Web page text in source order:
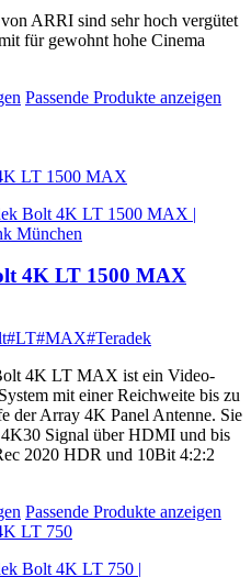
ARRI sind sehr hoch vergütet
für gewohnt hohe Cinema
Passende Produkte anzeigen
LT 1500 MAX
4K LT 1500 MAX
#LT#MAX#Teradek
4K LT MAX ist ein Video-
mit einer Reichweite bis zu
der Array 4K Panel Antenne. Sie
4K30 Signal über HDMI und bis
2020 HDR und 10Bit 4:2:2
Passende Produkte anzeigen
LT 750